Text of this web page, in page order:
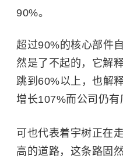
90%。
超过90%的核心部件
然是了不起的，它解
跳到60%以上，也解
增长107%而公司仍有
可也代表着宇树正在
高的道路，这条路固